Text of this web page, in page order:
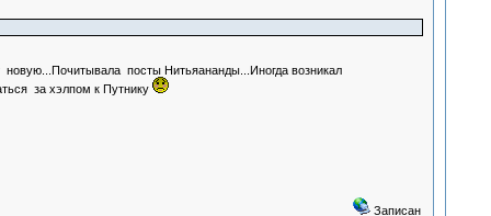
посты Нитьяананды...Иногда возникал
за хэлпом к Путнику
Записан